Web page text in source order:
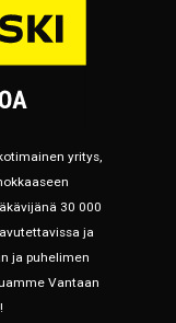
yritys,
30 000
ja
ja puhelimen
Vantaan